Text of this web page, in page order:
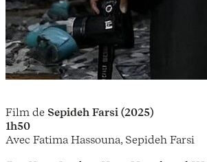
Film de Sepideh Farsi (2025)
1h50
Avec Fatima Hassouna, Sepideh Farsi